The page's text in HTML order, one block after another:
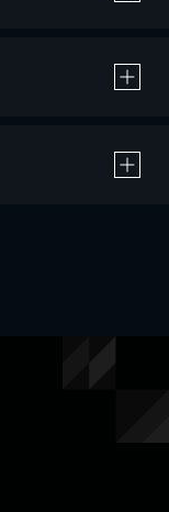
の購入 / レンタルです。